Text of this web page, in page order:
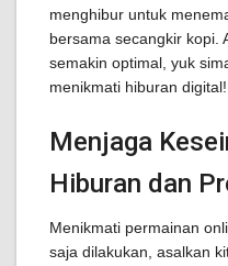
menghibur untuk
bersama secangkir kopi.
semakin optimal, yuk
menikmati hiburan digital!
Menjaga
Hiburan dan
Menikmati permainan
saja dilakukan, asalkan